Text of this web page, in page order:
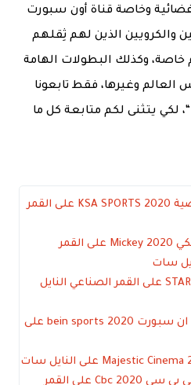
وخاصة قناة أون سبورت
والكرويين الذين لهم ثِقلهم
خاصة، وكذلك البطولات الهامة
العالم وغيرها، فقط تابعونا
“، لكي يتثنى لكم متابعة كل ما
تردد قناة السعودية الرياضية KSA SPORTS 2020 على القمر
اضبط اشارة تردد قناة ميكي Mickey 2020 على القمر
سات
تردد قناة ستار تي في STAR TV على القمر الصناعي النايل
اضبط اشارة تردد قناة بي ان سبورت bein sports 2020 على
اضبط اشارة تردد قناة سي بي سي Cbc 2020 على القمر